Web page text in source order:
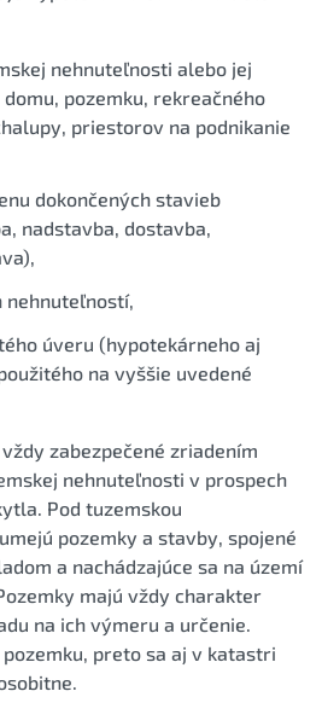
nehnuteľnosti alebo jej
pozemku, rekreačného
priestorov na podnikanie
dokončených stavieb
nadstavba, dostavba,
nehnuteľností,
úveru (hypotekárneho aj
na vyššie uvedené
zabezpečené zriadením
nehnuteľnosti v prospech
Pod tuzemskou
pozemky a stavby, spojené
a nachádzajúce sa na území
majú vždy charakter
na ich výmeru a určenie.
preto sa aj v katastri